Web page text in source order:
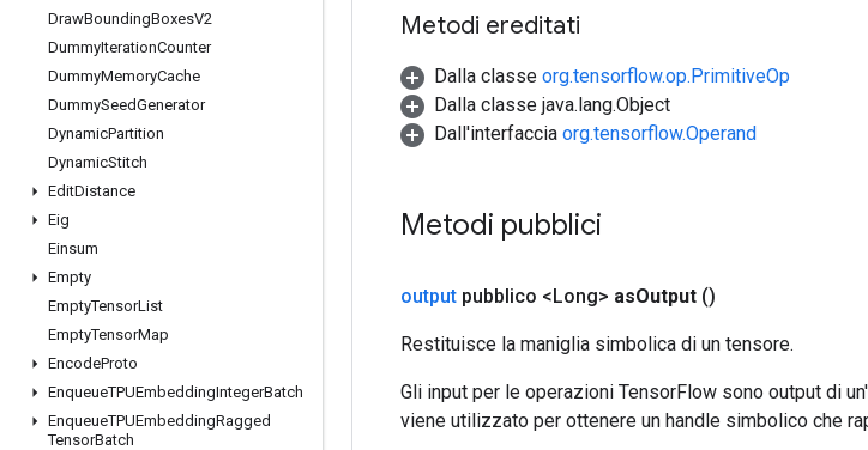
DrawBoundingBoxesV2
DummyIterationCounter
DummyMemoryCache
DummySeedGenerator
DynamicPartition
DynamicStitch
EditDistance
Eig
Einsum
Empty
EmptyTensorList
EmptyTensorMap
EncodeProto
EnqueueTPUEmbeddingIntegerBatch
EnqueueTPUEmbeddingRagged
TensorBatch
Metodi ereditati
Dalla classe org.tensorflow.op.PrimitiveOp
Dalla classe java.lang.Object
Dall'interfaccia org.tensorflow.Operand
Metodi pubblici
output pubblico <Long> asOutput ()
Restituisce la maniglia simbolica di un tensore.
Gli input per le operazioni TensorFlow sono output di
viene utilizzato per ottenere un handle simbolico che